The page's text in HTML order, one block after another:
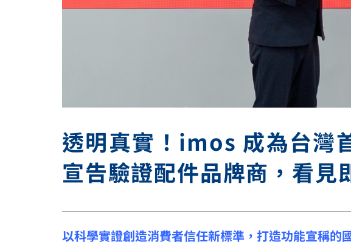
透明真實！imos 成為台灣
宣告驗證配件品牌商，看見
以科學實證創造消費者信任新標準，打造功能宣稱的